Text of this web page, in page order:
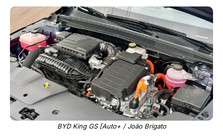
BYD King GS [Auto+ / João Brigato